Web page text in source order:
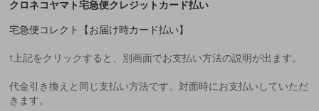
クロネコヤマト宅急便クレジットカード払い
宅急便コレクト【お届け時カード払い】
↑上記をクリックすると、別画面でお支払い方法の説明が出ます。
代金引き換えと同じ支払い方法です。対面時にお支払いしていただ
きます。